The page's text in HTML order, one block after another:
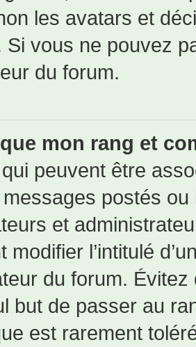
les avatars et
Si vous ne pouvez
du forum.
que mon rang et
peuvent être
postés
et
modifier l’intitulé
du forum.
but de passer au
est rarement